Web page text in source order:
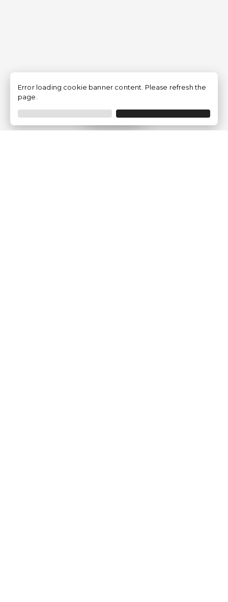
Filtrer
Error loading cookie banner content. Please refresh the
page.